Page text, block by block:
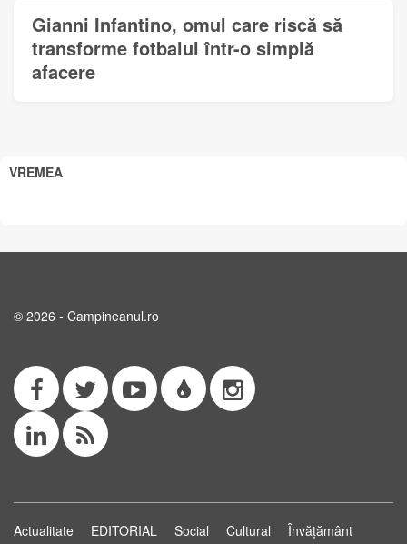
Gianni Infantino, omul care riscă să
transforme fotbalul într-o simplă
afacere
VREMEA
© 2026 - Campineanul.ro
Actualitate EDITORIAL Social Cultural Învățământ